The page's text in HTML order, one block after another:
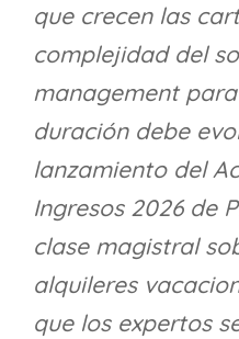
que crecen las
complejidad del
management
duración debe
lanzamiento del
Ingresos 2026 de
clase magistral
alquileres
que los expertos